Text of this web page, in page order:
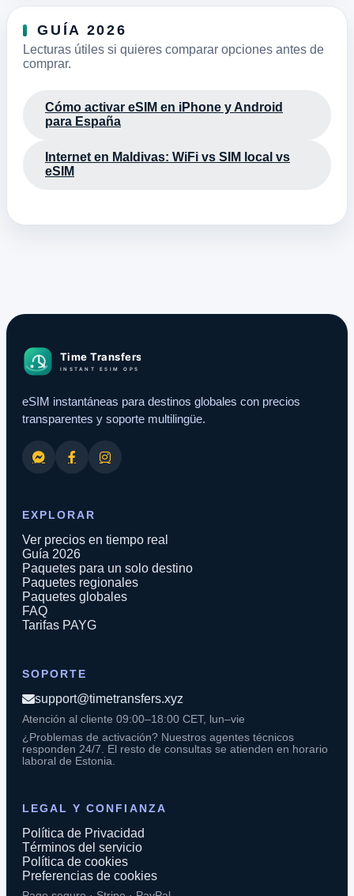
GUÍA 2026
Lecturas útiles si quieres comparar opciones antes de
comprar.
Cómo activar eSIM en iPhone y Android
para España
Internet en Maldivas: WiFi vs SIM local vs
eSIM
eSIM instantáneas para destinos globales con precios
transparentes y soporte multilingüe.
EXPLORAR
Ver precios en tiempo real
Guía 2026
Paquetes para un solo destino
Paquetes regionales
Paquetes globales
FAQ
Tarifas PAYG
SOPORTE
support@timetransfers.xyz
Atención al cliente 09:00–18:00 CET, lun–vie
¿Problemas de activación? Nuestros agentes técnicos
responden 24/7. El resto de consultas se atienden en horario
laboral de Estonia.
LEGAL Y CONFIANZA
Política de Privacidad
Términos del servicio
Política de cookies
Preferencias de cookies